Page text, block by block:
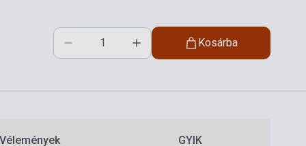
Kosárba
Vélemények GYIK